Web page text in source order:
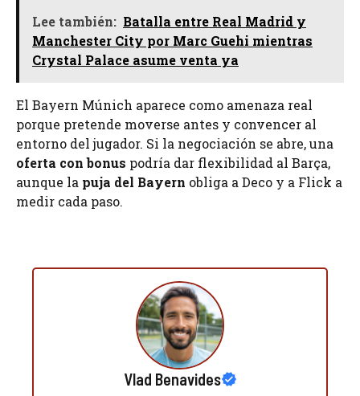
Lee también: Batalla entre Real Madrid y
Manchester City por Marc Guehi mientras
Crystal Palace asume venta ya
El Bayern Múnich aparece como amenaza real
porque pretende moverse antes y convencer al
entorno del jugador. Si la negociación se abre, una
oferta con bonus podría dar flexibilidad al Barça,
aunque la puja del Bayern obliga a Deco y a Flick a
medir cada paso.
Vlad Benavides